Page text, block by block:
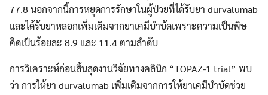
77.8 นอกจากนี้การหยุดการรักษาในผู้ป่วยที่ได้รับยา durvalumab
และได้รับยาหลอกเพิ่มเติมจากยาเคมีบำบัดเพราะความเป็นพิษ
คิดเป็นร้อยละ 8.9 และ 11.4 ตามลำดับ
การวิเคราะห์ก่อนสิ้นสุดงานวิจัยทางคลินิก “TOPAZ-1 trial” พบ
ว่า การให้ยา durvalumab เพิ่มเติมจากการให้ยาเคมีบำบัดช่วย